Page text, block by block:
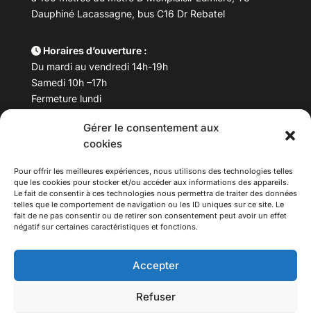
Gérer le consentement aux
cookies
Pour offrir les meilleures expériences, nous utilisons des technologies telles
que les cookies pour stocker et/ou accéder aux informations des appareils.
Le fait de consentir à ces technologies nous permettra de traiter des données
telles que le comportement de navigation ou les ID uniques sur ce site. Le
fait de ne pas consentir ou de retirer son consentement peut avoir un effet
négatif sur certaines caractéristiques et fonctions.
Accepter
Refuser
Dauphiné Lacassagne, bus C16 Dr Rebatel
Horaires d’ouverture :
Du mardi au vendredi 14h-19h
Samedi 10h –17h
Fermeture lundi
Téléphone : 04 78 53 06 40
maisondesculturesasiatiques@asiexpo.com